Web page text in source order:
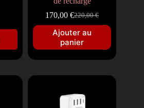
220,00€
170,00€
Ajouter au
panier